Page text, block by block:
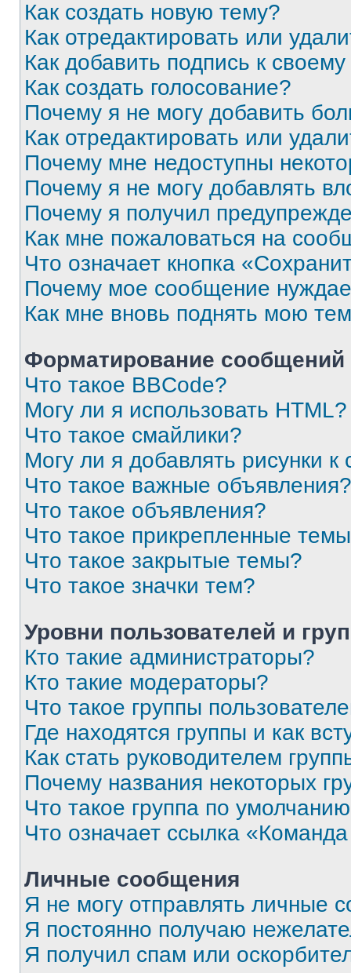
Как создать новую тему?
Как отредактировать или
Как добавить подпись к
Как создать голосование?
Почему я не могу добавить
Как отредактировать или
Почему мне недоступны
Почему я не могу добавлять
Почему я получил
Как мне пожаловаться на
Что означает кнопка
Почему мое сообщение
Как мне вновь поднять мою
Форматирование
Что такое BBCode?
Могу ли я использовать HTML?
Что такое смайлики?
Могу ли я добавлять рисунки
Что такое важные объявления?
Что такое объявления?
Что такое прикрепленные
Что такое закрытые темы?
Что такое значки тем?
Уровни пользователей и
Кто такие администраторы?
Кто такие модераторы?
Что такое группы
Где находятся группы и как
Как стать руководителем
Почему названия некоторых
Что такое группа по
Что означает ссылка
Личные сообщения
Я не могу отправлять личные
Я постоянно получаю
Я получил спам или